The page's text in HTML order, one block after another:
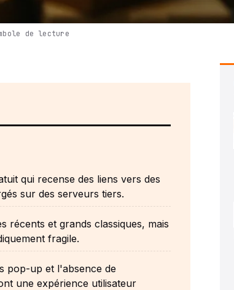
de lecture
qui recense des liens vers des
sur des serveurs tiers.
récents et grands classiques, mais
fragile.
pop-up et l'absence de
une expérience utilisateur